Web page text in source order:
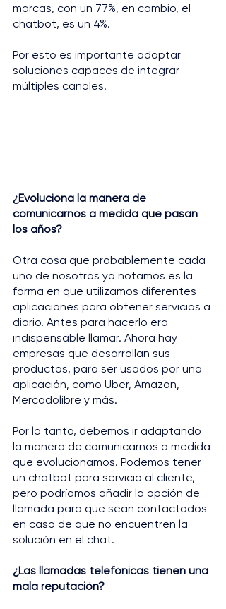
marcas, con un 77%, en cambio, el
chatbot, es un 4%.
Por esto es importante adoptar
soluciones capaces de integrar
múltiples canales.
¿Evoluciona la manera de
comunicarnos a medida que pasan
los años?
Otra cosa que probablemente cada
uno de nosotros ya notamos es la
forma en que utilizamos diferentes
aplicaciones para obtener servicios a
diario. Antes para hacerlo era
indispensable llamar. Ahora hay
empresas que desarrollan sus
productos, para ser usados por una
aplicación, como Uber, Amazon,
Mercadolibre y más.
Por lo tanto, debemos ir adaptando
la manera de comunicarnos a medida
que evolucionamos. Podemos tener
un chatbot para servicio al cliente,
pero podríamos añadir la opción de
llamada para que sean contactados
en caso de que no encuentren la
solución en el chat.
¿Las llamadas telefónicas tienen una
mala reputación?